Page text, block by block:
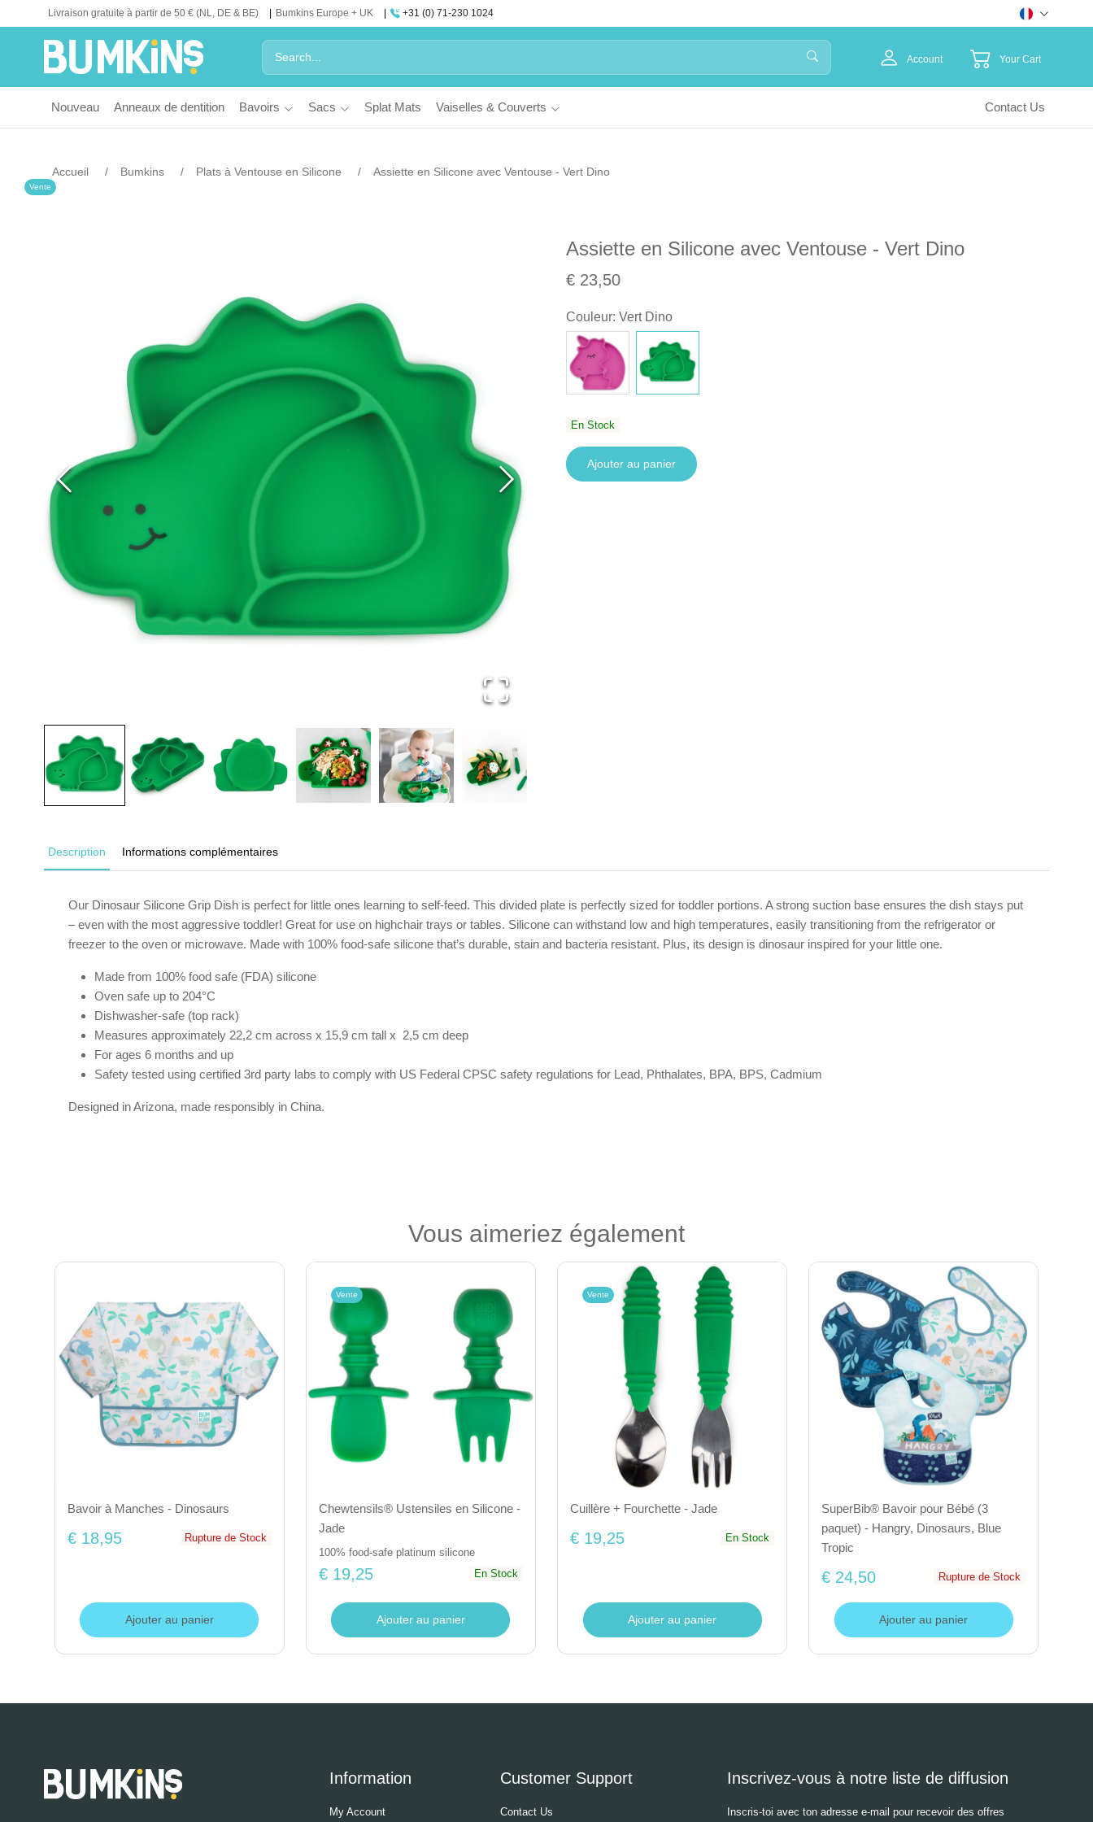
Livraison gratuite à partir de 50 € (NL, DE & BE) Bumkins Europe + UK +31 (0) 71-230 1024
Account Your Cart
Nouveau Anneaux de dentition Bavoirs Sacs Splat Mats Vaiselles & Couverts Contact Us
Accueil Bumkins Plats à Ventouse en Silicone Assiette en Silicone avec Ventouse - Vert Dino
Assiette en Silicone avec Ventouse - Vert Dino
€ 23,50
Vente
Couleur: Vert Dino
En Stock
Ajouter au panier
Description Informations complémentaires
Our Dinosaur Silicone Grip Dish is perfect for little ones learning to self-feed. This divided plate is perfectly sized for toddler portions. A strong suction base ensures the dish stays put
– even with the most aggressive toddler! Great for use on highchair trays or tables. Silicone can withstand low and high temperatures, easily transitioning from the refrigerator or
freezer to the oven or microwave. Made with 100% food-safe silicone that’s durable, stain and bacteria resistant. Plus, its design is dinosaur inspired for your little one.
Made from 100% food safe (FDA) silicone
Oven safe up to 204°C
Dishwasher-safe (top rack)
Measures approximately 22,2 cm across x 15,9 cm tall x 2,5 cm deep
For ages 6 months and up
Safety tested using certified 3rd party labs to comply with US Federal CPSC safety regulations for Lead, Phthalates, BPA, BPS, Cadmium
Designed in Arizona, made responsibly in China.
Vous aimeriez également
Bavoir à Manches - Dinosaurs
€ 18,95 Rupture de Stock
Ajouter au panier
Vente
Chewtensils® Ustensiles en Silicone -
Jade
100% food-safe platinum silicone
€ 19,25 En Stock
Ajouter au panier
Vente
Cuillère + Fourchette - Jade
€ 19,25 En Stock
Ajouter au panier
SuperBib® Bavoir pour Bébé (3
paquet) - Hangry, Dinosaurs, Blue
Tropic
€ 24,50 Rupture de Stock
Ajouter au panier
Information
My Account
Customer Support
Contact Us
Inscrivez-vous à notre liste de diffusion
Inscris-toi avec ton adresse e-mail pour recevoir des offres